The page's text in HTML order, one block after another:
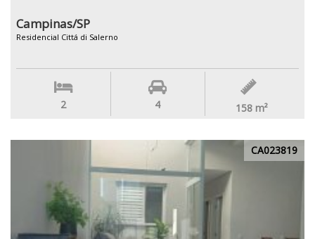
Campinas/SP
Residencial Cittá di Salerno
2 4 158 m²
CA023819